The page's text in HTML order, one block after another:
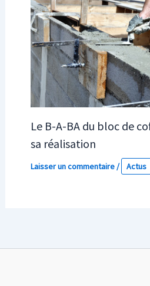
Le B-A-BA du bloc de
sa réalisation
Laisser un commentaire/ Actus